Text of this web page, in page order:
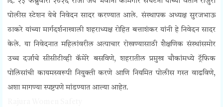
पोलीस स्टेशन येथे निवेदन सादर करण्यात आले. संस्थापक अध्यक्ष सुरजभाऊ
ठाकरे यांच्या मार्गदर्शनाखाली शहराध्यक्ष रोहित बत्ताशंकर यांनी हे निवेदन सादर
केले. या निवेदनात महिलांवरील अत्याचार रोखण्यासाठी शैक्षणिक संस्थांसमोर
उच्च दर्जाचे सीसीटीव्ही कॅमेरे बसविणे, शहरातील प्रमुख चौकांमध्ये ट्रॅफिक
पोलिसांची कायमस्वरूपी नियुक्ती करणे आणि नियमित पोलीस गस्त वाढविणे,
अशा मागण्या स्पष्टपणे मांडण्यात आल्या आहेत.